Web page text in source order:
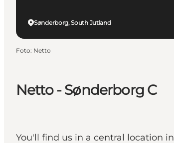
Netto - Sønderborg C
You'll find us in a central location
Sønderborg, South Jutland
Foto: Netto